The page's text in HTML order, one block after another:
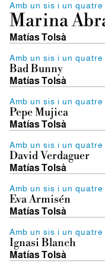
Amb un sis i un quatre
Marina
Matías Tolsà
Amb un sis i un quatre
Bad Bunny
Matías Tolsà
Amb un sis i un quatre
Pepe Mujica
Matías Tolsà
Amb un sis i un quatre
David Verdaguer
Matías Tolsà
Amb un sis i un quatre
Eva Armisén
Matías Tolsà
Amb un sis i un quatre
Ignasi Blanch
Matías Tolsà